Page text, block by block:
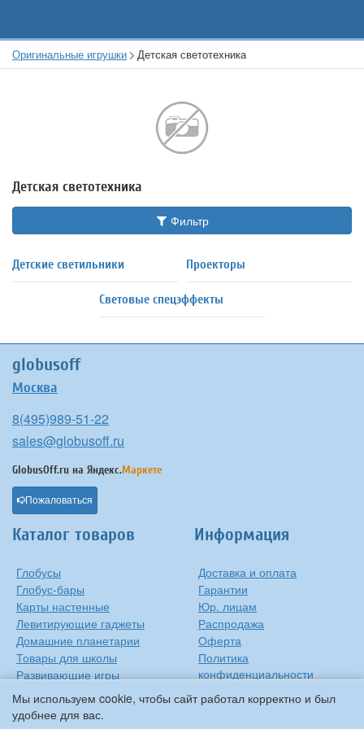
Мы используем cookie, чтобы сайт работал корректно и был
удобнее для вас.
Оригинальные игрушки Детская светотехника
Детская светотехника
Фильтр
Детские светильники Проекторы
Световые спецэффекты
globusoff
Москва
8(495)989-51-22
sales@globusoff.ru
GlobusOff.ru на Яндекс.Маркете
Пожаловаться
Каталог товаров
Глобусы
Глобус-бары
Карты настенные
Левитирующие гаджеты
Домашние планетарии
Товары для школы
Развивающие игры
Оригинальные игрушки
Подарки на Новый Год
Прочее
Информация
Доставка и оплата
Гарантии
Юр. лицам
Распродажа
Оферта
Политика
конфиденциальности
Контакты
О компании